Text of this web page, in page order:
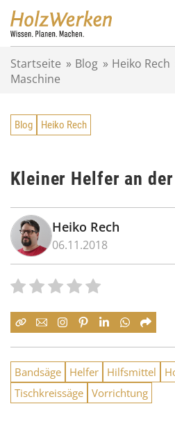
Startseite » Blog » Heiko Rech
Maschine
Blog Heiko Rech
Kleiner Helfer an
Heiko Rech
06.11.2018
Bandsäge Helfer Hilfsmittel
Tischkreissäge Vorrichtung